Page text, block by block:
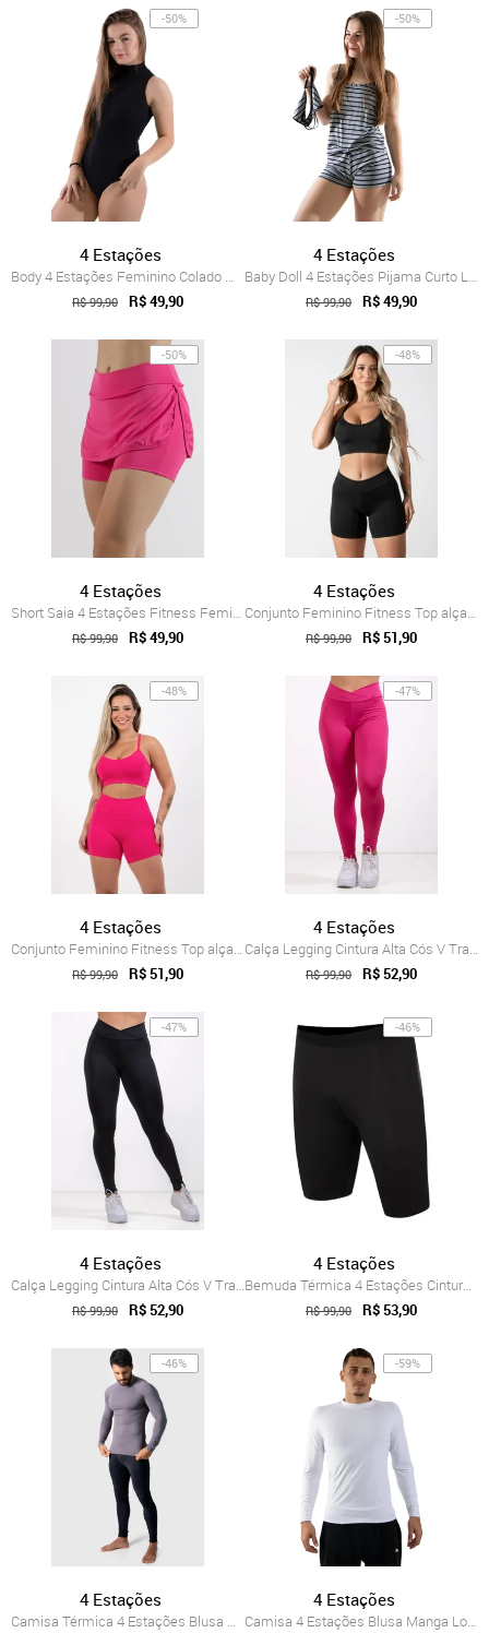
-50%
4 Estações
Body 4 Estações Feminino Colado Moda Lis...
R$ 99,90 R$ 49,90
-50%
4 Estações
Baby Doll 4 Estações Pijama Curto Listra...
R$ 99,90 R$ 49,90
-50%
4 Estações
Short Saia 4 Estações Fitness Feminino L...
R$ 99,90 R$ 49,90
-48%
4 Estações
Conjunto Feminino Fitness Top alça fina ...
R$ 99,90 R$ 51,90
-48%
4 Estações
Conjunto Feminino Fitness Top alça fina ...
R$ 99,90 R$ 51,90
-47%
4 Estações
Calça Legging Cintura Alta Cós V Transpa...
R$ 99,90 R$ 52,90
-47%
4 Estações
Calça Legging Cintura Alta Cós V Transpa...
R$ 99,90 R$ 52,90
-46%
4 Estações
Bemuda Térmica 4 Estações Cintura Alta P...
R$ 99,90 R$ 53,90
-46%
4 Estações
Camisa Térmica 4 Estações Blusa Manga Lo...
-59%
4 Estações
Camisa 4 Estações Blusa Manga Longa Fech...